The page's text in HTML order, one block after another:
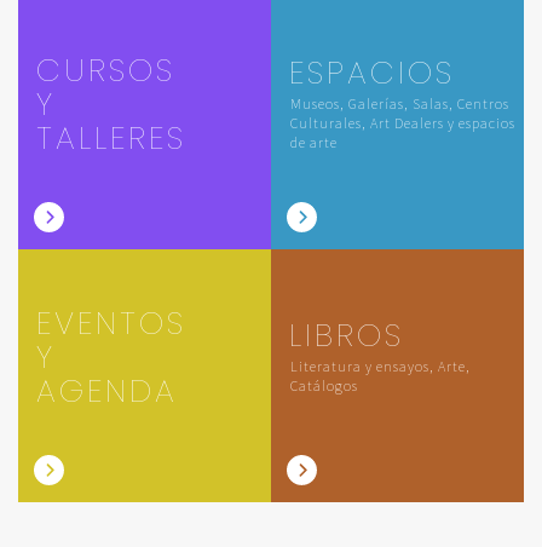
CURSOS
Y
TALLERES
ESPACIOS
Museos, Galerías, Salas, Centros
Culturales, Art Dealers y espacios
de arte
EVENTOS
Y
AGENDA
LIBROS
Literatura y ensayos, Arte,
Catálogos